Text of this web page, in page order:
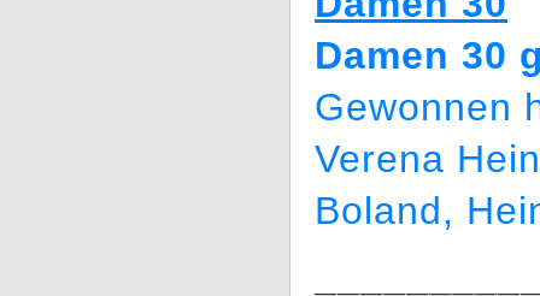
Damen 30
Gewonnen
Verena
Boland,